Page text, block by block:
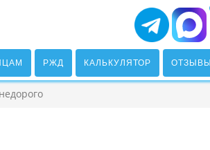
РЖД КАЛЬКУЛЯТОР ОТЗЫВЫ